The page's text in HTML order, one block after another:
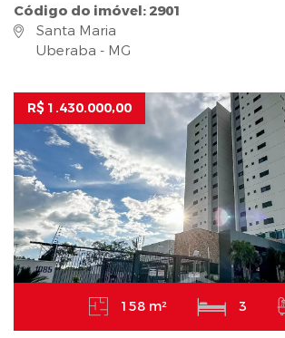
Código do imóvel: 2901
Santa Maria
Uberaba - MG
R$ 1.430.000,00
158 m² 3